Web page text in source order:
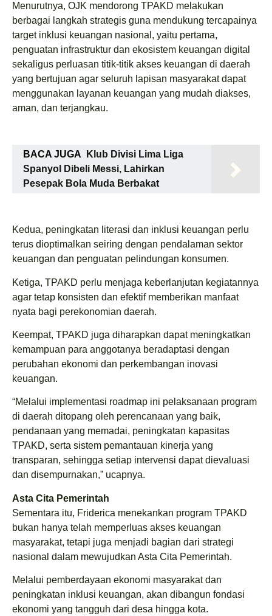
Menurutnya, OJK mendorong TPAKD melakukan
berbagai langkah strategis guna mendukung tercapainya
target inklusi keuangan nasional, yaitu pertama,
penguatan infrastruktur dan ekosistem keuangan digital
sekaligus perluasan titik-titik akses keuangan di daerah
yang bertujuan agar seluruh lapisan masyarakat dapat
menggunakan layanan keuangan yang mudah diakses,
aman, dan terjangkau.
BACA JUGA
Klub Divisi Lima Liga
Spanyol Dibeli Messi, Lahirkan
Pesepak Bola Muda Berbakat
Kedua, peningkatan literasi dan inklusi keuangan perlu
terus dioptimalkan seiring dengan pendalaman sektor
keuangan dan penguatan pelindungan konsumen.
Ketiga, TPAKD perlu menjaga keberlanjutan kegiatannya
agar tetap konsisten dan efektif memberikan manfaat
nyata bagi perekonomian daerah.
Keempat, TPAKD juga diharapkan dapat meningkatkan
kemampuan para anggotanya beradaptasi dengan
perubahan ekonomi dan perkembangan inovasi
keuangan.
“Melalui implementasi roadmap ini pelaksanaan program
di daerah ditopang oleh perencanaan yang baik,
pendanaan yang memadai, peningkatan kapasitas
TPAKD, serta sistem pemantauan kinerja yang
transparan, sehingga setiap intervensi dapat dievaluasi
dan disempurnakan,” ucapnya.
Asta Cita Pemerintah
Sementara itu, Friderica menekankan program TPAKD
bukan hanya telah memperluas akses keuangan
masyarakat, tetapi juga menjadi bagian dari strategi
nasional dalam mewujudkan Asta Cita Pemerintah.
Melalui pemberdayaan ekonomi masyarakat dan
peningkatan inklusi keuangan, akan dibangun fondasi
ekonomi yang tangguh dari desa hingga kota.